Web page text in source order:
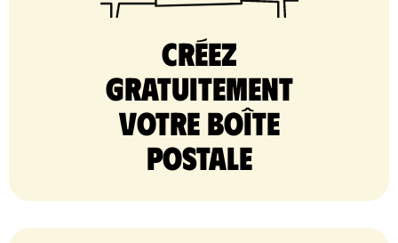
Créez
gratuitement
votre Boîte
postale